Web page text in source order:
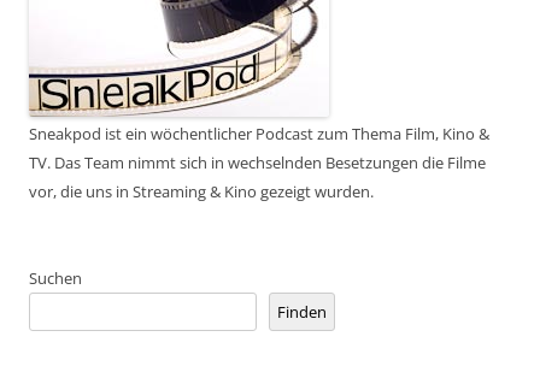
Sneakpod ist ein wöchentlicher Podcast zum Thema Film, Kino &
TV. Das Team nimmt sich in wechselnden Besetzungen die Filme
vor, die uns in Streaming & Kino gezeigt wurden.
Suchen
Finden